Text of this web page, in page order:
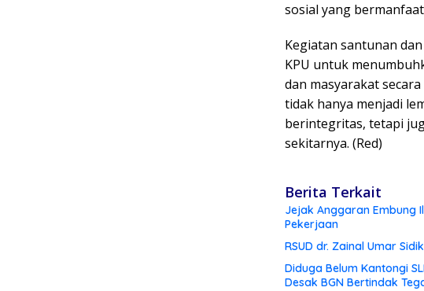
sosial yang
Kegiatan santunan
KPU untuk
dan masyarakat
tidak hanya menjadi
berintegritas, tetapi
sekitarnya. (Red)
Berita Terkait
Jejak Anggaran Embung
Pekerjaan
RSUD dr. Zainal Umar
Diduga Belum Kantongi
Desak BGN Bertindak